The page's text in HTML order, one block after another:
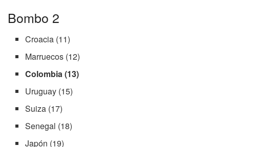
Bombo 2
Croacia (11)
Marruecos (12)
Colombia (13)
Uruguay (15)
Suiza (17)
Senegal (18)
Japón (19)